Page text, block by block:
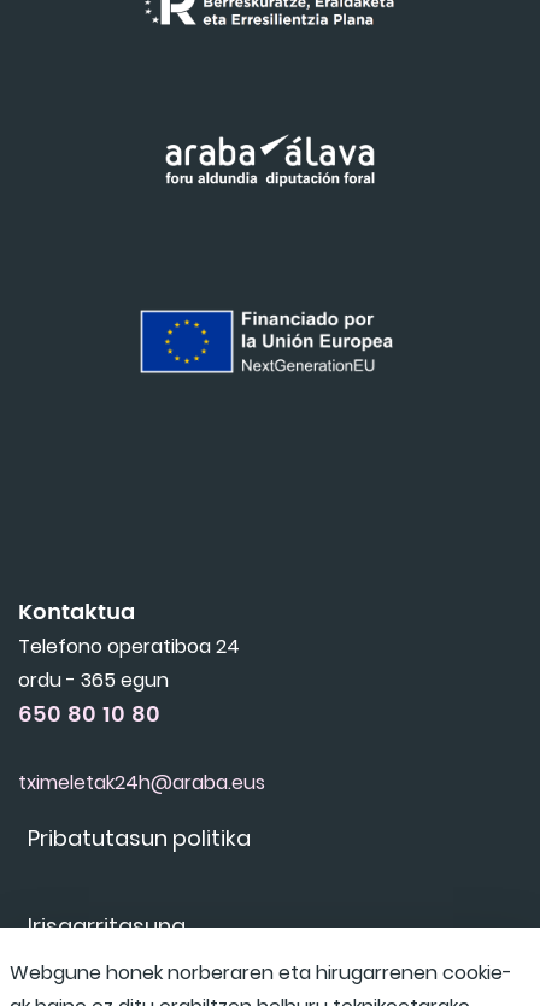
Pribatutasun politika
Irisgarritasuna
Kontaktua
Telefono operatiboa 24
ordu - 365 egun
650 80 10 80
tximeletak24h@araba.eus
Webgune honek norberaren eta hirugarrenen cookie-